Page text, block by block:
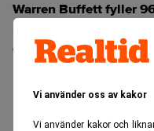
Vi använder oss av kakor
Vi använder kakor och
Warren Buffett fyller
och beskriver den